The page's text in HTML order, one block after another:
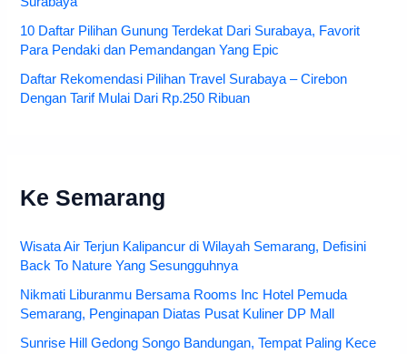
10 Daftar Pilihan Gunung Terdekat Dari Surabaya, Favorit
Para Pendaki dan Pemandangan Yang Epic
Daftar Rekomendasi Pilihan Travel Surabaya – Cirebon
Dengan Tarif Mulai Dari Rp.250 Ribuan
Ke Semarang
Wisata Air Terjun Kalipancur di Wilayah Semarang, Defisini
Back To Nature Yang Sesungguhnya
Nikmati Liburanmu Bersama Rooms Inc Hotel Pemuda
Semarang, Penginapan Diatas Pusat Kuliner DP Mall
Sunrise Hill Gedong Songo Bandungan, Tempat Paling Kece